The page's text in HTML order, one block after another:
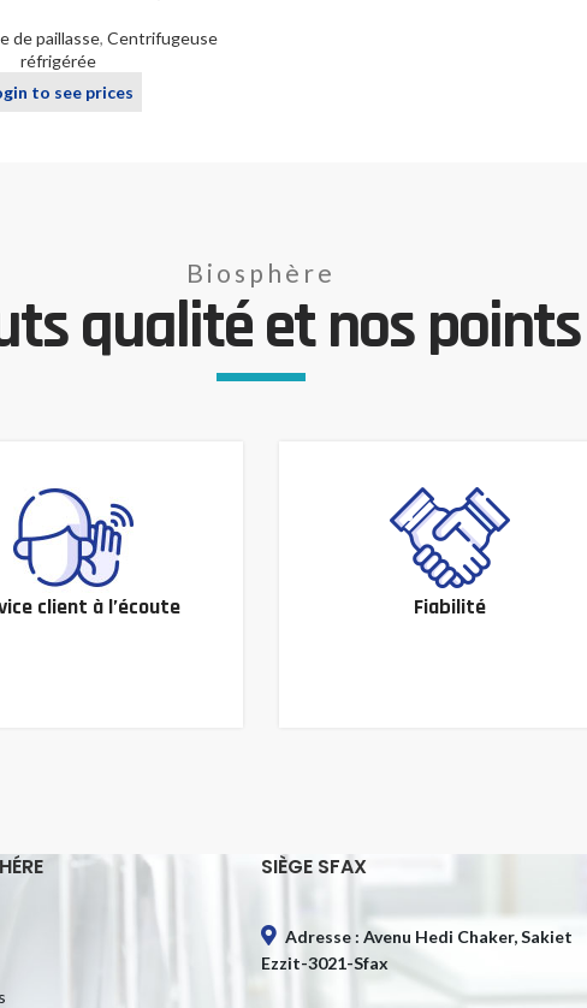
de paillasse,Centrifugeuse
réfrigérée
to see prices
Biosphère
qualité et nos
client à l’écoute Fiabilité
SIÈGE SFAX
Adresse : Avenu Hedi Chaker, Sakiet
Ezzit-3021-Sfax